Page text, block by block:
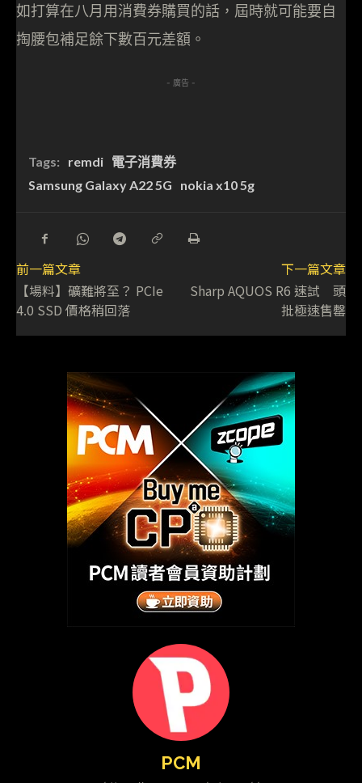
如打算在八月用消費券購買的話，屆時就可能要自
掏腰包補足餘下數百元差額。
- 廣告 -
Tags: remdi 電子消費券
Samsung Galaxy A22 5G
nokia x10 5g
前一篇文章
【場料】礦難將至？ PCIe
4.0 SSD 價格稍回落
下一篇文章
Sharp AQUOS R6 速試 頭
批極速售罄
PCM